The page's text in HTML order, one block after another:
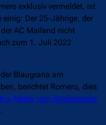
exklusiv vermeldet, ist
einig: Der 25-Jährige, der
AC Mailand nicht
zum 1. Juli 2022
Blaugrana am
berichtet Romero, dies
Albets vom Radiosender
.